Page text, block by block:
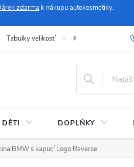
zdarma k nákupu autokosmetiky.
Tabulky velikostí Kontaktujte nás
DĚTI DOPLŇKY
BMW s kapucí Logo Reverse